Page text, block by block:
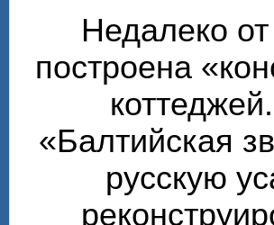
Недалеко
построена
«Балтийская
русскую